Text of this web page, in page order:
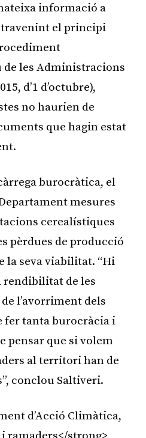
informació a
el principi
les Administracions
d’1 d’octubre),
no haurien de
que hagin estat
burocràtica, el
mesures
cerealístiques
pèrdues de producció
la seva viabilitat. “Hi
rendibilitat de les
l’avorriment dels
fer tanta burocràcia i
pensar que si volem
al territori han de
conclou Saltiveri.
d’Acció Climàtica,